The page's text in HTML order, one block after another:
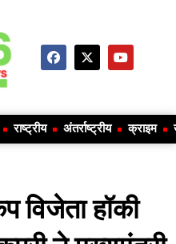
राष्ट्रीय अंतर्राष्ट्रीय क्राइम
विजेता हॉकी